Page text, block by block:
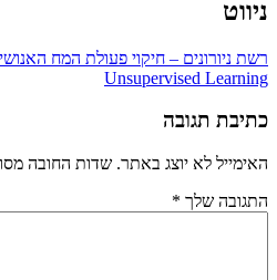
– חיקוי פעולת המח האנושי?
Unsupervised
תגובה
לא יוצג באתר. שדות החובה מסומנים*
שלך*